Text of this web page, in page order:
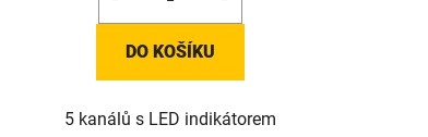
DO KOŠÍKU
5 kanálů s LED indikátorem